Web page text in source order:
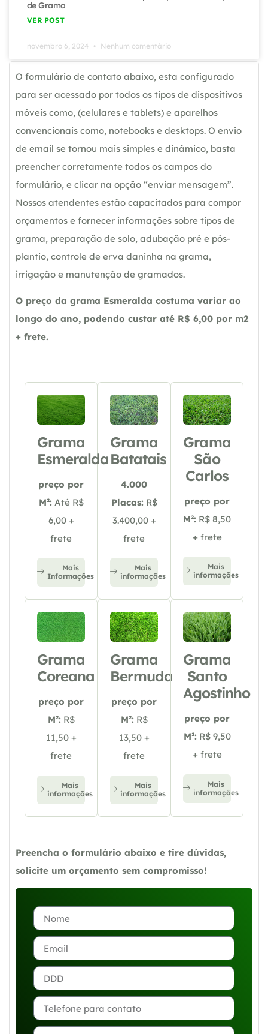
de Grama
VER POST
novembro 6, 2024 Nenhum comentário
O formulário de contato abaixo, esta configurado
para ser acessado por todos os tipos de dispositivos
móveis como, (celulares e tablets) e aparelhos
convencionais como, notebooks e desktops. O envio
de email se tornou mais simples e dinâmico, basta
preencher corretamente todos os campos do
formulário, e clicar na opção “enviar mensagem”.
Nossos atendentes estão capacitados para compor
orçamentos e fornecer informações sobre tipos de
grama, preparação de solo, adubação pré e pós-
plantio, controle de erva daninha na grama,
irrigação e manutenção de gramados.
O preço da grama Esmeralda costuma variar ao
longo do ano, podendo custar até R$ 6,00 por m2
+ frete.
Grama
Esmeralda
preço por
M²: Até R$
6,00 +
frete
Mais
Informações
Grama
Batatais
4.000
Placas: R$
3.400,00 +
frete
Mais
informações
Grama
São
Carlos
preço por
M²: R$ 8,50
+ frete
Mais
informações
Grama
Coreana
preço por
M²: R$
11,50 +
frete
Mais
informações
Grama
Bermuda
preço por
M²: R$
13,50 +
frete
Mais
informações
Grama
Santo
Agostinho
preço por
M²: R$ 9,50
+ frete
Mais
informações
Preencha o formulário abaixo e tire dúvidas,
solicite um orçamento sem compromisso!